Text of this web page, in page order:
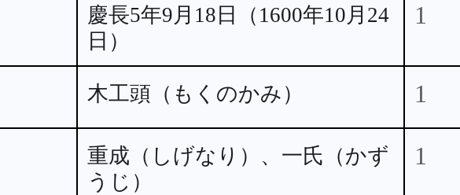
慶長5年9月18日（1600年10月24
日）
1
木工頭（もくのかみ） 1
重成（しげなり）、一氏（かず
うじ）
1